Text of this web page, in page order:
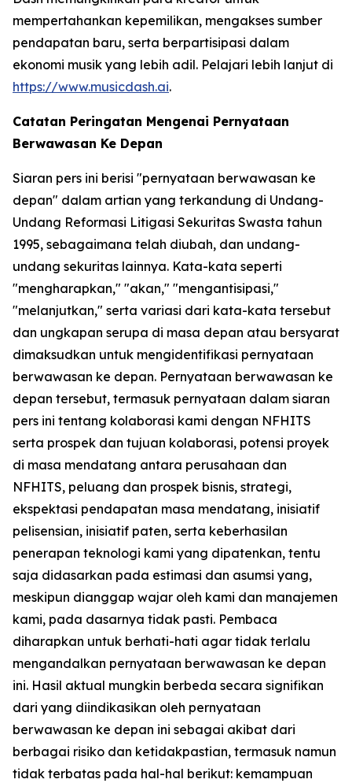
mempertahankan kepemilikan, mengakses sumber
pendapatan baru, serta berpartisipasi dalam
ekonomi musik yang lebih adil. Pelajari lebih lanjut di
https://www.musicdash.ai.
Catatan Peringatan Mengenai Pernyataan
Berwawasan Ke Depan
Siaran pers ini berisi "pernyataan berwawasan ke
depan" dalam artian yang terkandung di Undang-
Undang Reformasi Litigasi Sekuritas Swasta tahun
1995, sebagaimana telah diubah, dan undang-
undang sekuritas lainnya. Kata-kata seperti
"mengharapkan," "akan," "mengantisipasi,"
"melanjutkan," serta variasi dari kata-kata tersebut
dan ungkapan serupa di masa depan atau bersyarat
dimaksudkan untuk mengidentifikasi pernyataan
berwawasan ke depan. Pernyataan berwawasan ke
depan tersebut, termasuk pernyataan dalam siaran
pers ini tentang kolaborasi kami dengan NFHITS
serta prospek dan tujuan kolaborasi, potensi proyek
di masa mendatang antara perusahaan dan
NFHITS, peluang dan prospek bisnis, strategi,
ekspektasi pendapatan masa mendatang, inisiatif
pelisensian, inisiatif paten, serta keberhasilan
penerapan teknologi kami yang dipatenkan, tentu
saja didasarkan pada estimasi dan asumsi yang,
meskipun dianggap wajar oleh kami dan manajemen
kami, pada dasarnya tidak pasti. Pembaca
diharapkan untuk berhati-hati agar tidak terlalu
mengandalkan pernyataan berwawasan ke depan
ini. Hasil aktual mungkin berbeda secara signifikan
dari yang diindikasikan oleh pernyataan
berwawasan ke depan ini sebagai akibat dari
berbagai risiko dan ketidakpastian, termasuk namun
tidak terbatas pada hal-hal berikut: kemampuan